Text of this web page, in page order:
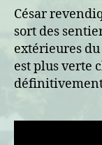
César
sort des
extérieures du
est plus verte